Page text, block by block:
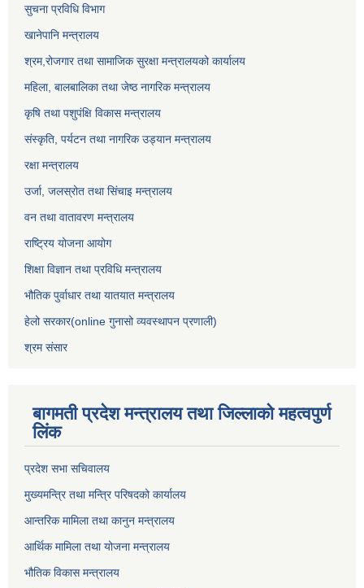
सुचना प्रविधि विभाग
खानेपानि मन्त्रालय
श्रम,रोजगार तथा सामाजिक सुरक्षा मन्त्रालयको कार्यालय
महिला, बालबालिका तथा जेष्ठ नागरिक मन्त्रालय
कृषि तथा पशुपंक्षि विकास मन्त्रालय
संस्कृति, पर्यटन तथा नागरिक उड्‍यान मन्त्रालय
रक्षा मन्त्रालय
उर्जा, जलस्रोत तथा सिंचाइ मन्त्रालय
वन तथा वातावरण मन्त्रालय
राष्ट्रिय योजना आयोग
शिक्षा विज्ञान तथा प्रविधि मन्त्रालय
भौतिक पुर्वाधार तथा यातयात मन्त्रालय
हेलो सरकार(online गुनासो व्यवस्थापन प्रणाली)
श्रम संसार
बागमती प्रदेश मन्त्रालय तथा जिल्लाको महत्वपुर्ण
लिंक
प्रदेश सभा सचिवालय
मुख्यमन्त्रि तथा मन्त्रि परिषदको कार्यालय
आन्तरिक मामिला तथा कानुन मन्त्रालय
आर्थिक मामिला तथा योजना मन्त्रालय
भौतिक विकास मन्त्रालय